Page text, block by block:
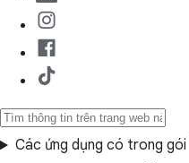
Các ứng dụng có trong gói